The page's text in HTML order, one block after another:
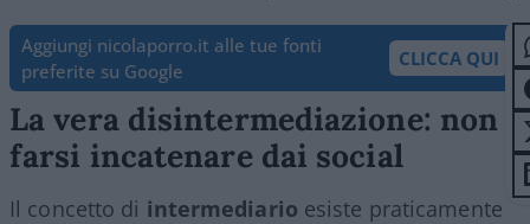
Aggiungi nicolaporro.it alle tue fonti
preferite su Google
CLICCA QUI
La vera disintermediazione: non
farsi incatenare dai social
Il concetto di intermediario esiste praticamente